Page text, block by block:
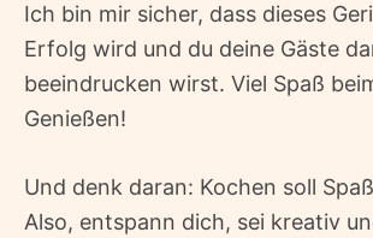
Ich bin mir sicher, dass dieses
Erfolg wird und du deine Gäste
beeindrucken wirst. Viel Spaß
Genießen!
Und denk daran: Kochen soll
Also, entspann dich, sei kreativ